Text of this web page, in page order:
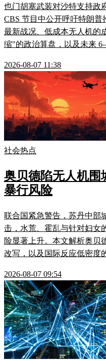
也门胡塞武装对沙特支持政
CBS 节目中公开呼吁特朗
最新战况、低成本无人机的
缩"的政治算盘，以及未来
2026-08-07 11:38
社会热点
奥贝德陷无人机围
暴行风险
联合国紧急警告，苏丹中部
击，水荒、霍乱与针对妇女
险显著上升。本文解析奥贝
改写，以及国际反应低密度
2026-08-07 09:54